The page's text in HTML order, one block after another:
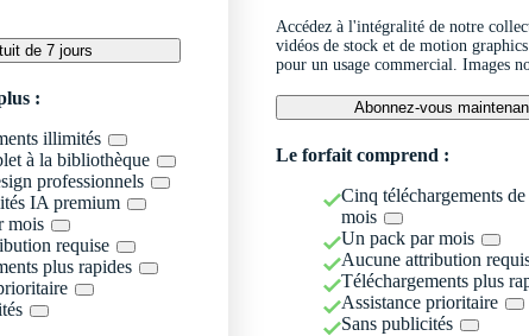
de 7 jours
:
illimités
à la bibliothèque
professionnels
IA premium
mois
requise
plus rapides
Accédez à l'intégralité de notre
vidéos de stock et de motion
pour un usage commercial. Images
Abonnez-vous
Le forfait comprend :
Cinq téléchargements
mois
Un pack par mois
Aucune attribution
Téléchargements plus
Assistance prioritaire
Sans publicités